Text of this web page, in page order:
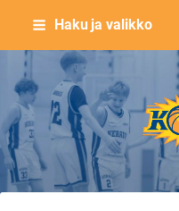
Siirry
sisältöön
Haku ja valikko